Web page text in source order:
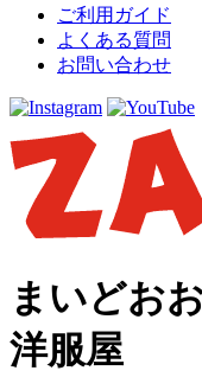
ご利用ガイド
よくある質問
お問い合わせ
まいどお
洋服屋